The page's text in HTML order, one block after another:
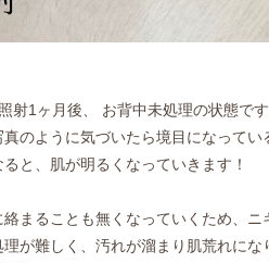
射1ヶ月後、 お背中未処理の状態です
真のように気づいたら境目になって
と、肌が明るくなっていきます！
まることも無くなっていくため、ニ
が難しく、汚れが溜まり肌荒れに